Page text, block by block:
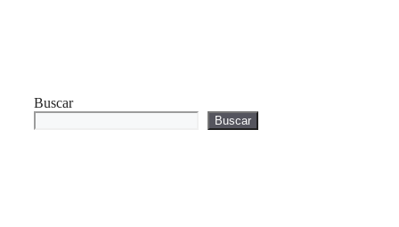
Buscar
Buscar